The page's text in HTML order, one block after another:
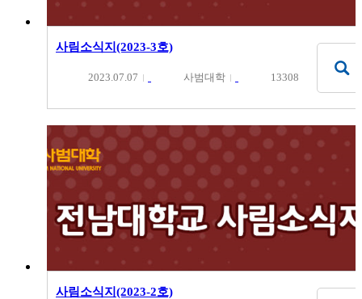
사림소식지(2023-3호)
2023.07.07 사범대학 13308
사림소식지(2023-2호)